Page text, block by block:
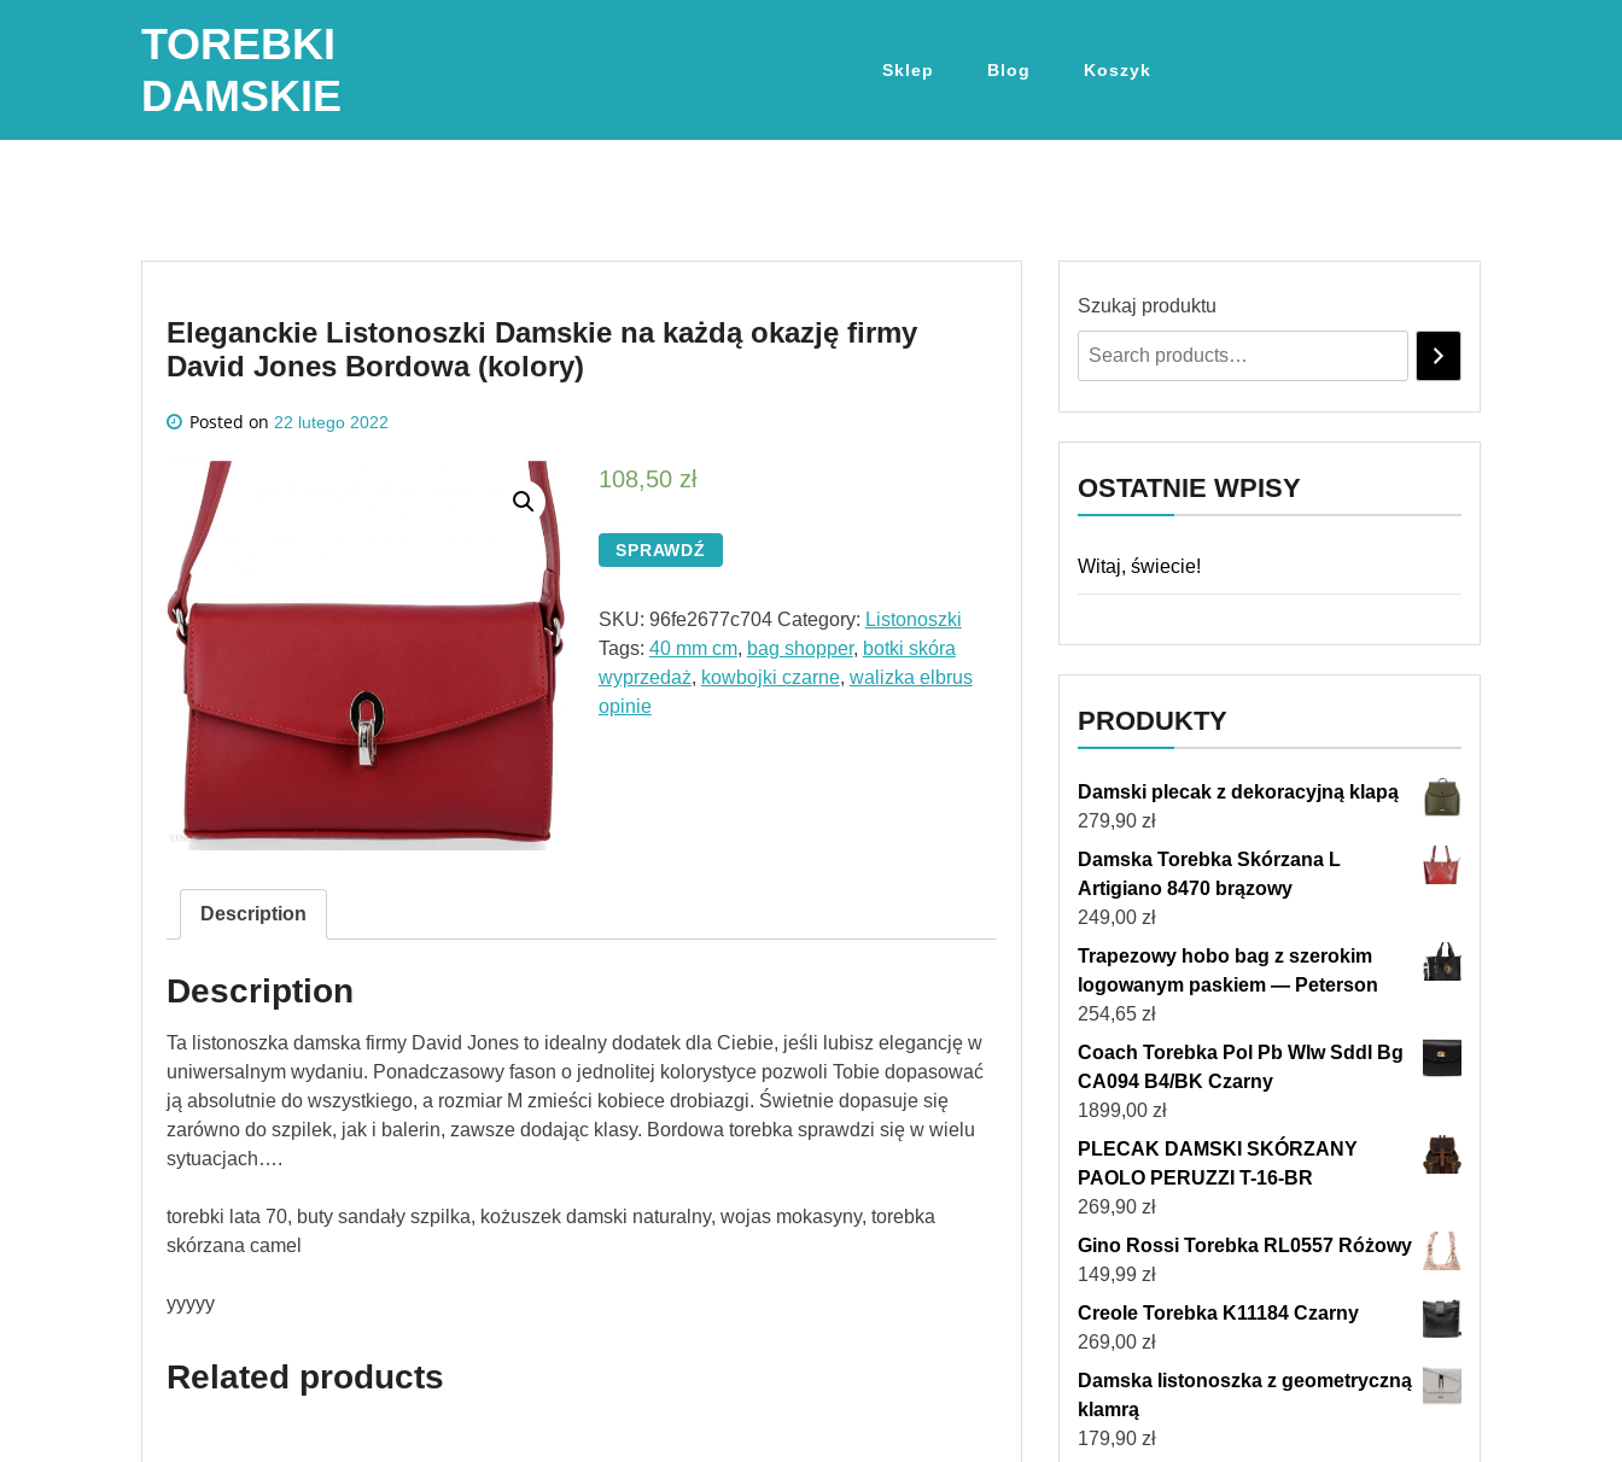
TOREBKI
DAMSKIE
Sklep Blog Koszyk
Eleganckie Listonoszki Damskie na każdą okazję firmy
David Jones Bordowa (kolory)
Posted on 22 lutego 2022
108,50 zł
SPRAWDŹ
SKU: 96fe2677c704 Category: Listonoszki
Tags: 40 mm cm, bag shopper, botki skóra
wyprzedaż, kowbojki czarne, walizka elbrus
opinie
Description
Description
Ta listonoszka damska firmy David Jones to idealny dodatek dla Ciebie, jeśli lubisz elegancję w
uniwersalnym wydaniu. Ponadczasowy fason o jednolitej kolorystyce pozwoli Tobie dopasować
ją absolutnie do wszystkiego, a rozmiar M zmieści kobiece drobiazgi. Świetnie dopasuje się
zarówno do szpilek, jak i balerin, zawsze dodając klasy. Bordowa torebka sprawdzi się w wielu
sytuacjach….
torebki lata 70, buty sandały szpilka, kożuszek damski naturalny, wojas mokasyny, torebka
skórzana camel
yyyyy
Related products
Szukaj produktu
OSTATNIE WPISY
Witaj, świecie!
PRODUKTY
Damski plecak z dekoracyjną klapą
279,90 zł
Damska Torebka Skórzana L
Artigiano 8470 brązowy
249,00 zł
Trapezowy hobo bag z szerokim
logowanym paskiem — Peterson
254,65 zł
Coach Torebka Pol Pb Wlw Sddl Bg
CA094 B4/BK Czarny
1899,00 zł
PLECAK DAMSKI SKÓRZANY
PAOLO PERUZZI T-16-BR
269,90 zł
Gino Rossi Torebka RL0557 Różowy
149,99 zł
Creole Torebka K11184 Czarny
269,00 zł
Damska listonoszka z geometryczną
klamrą
179,90 zł